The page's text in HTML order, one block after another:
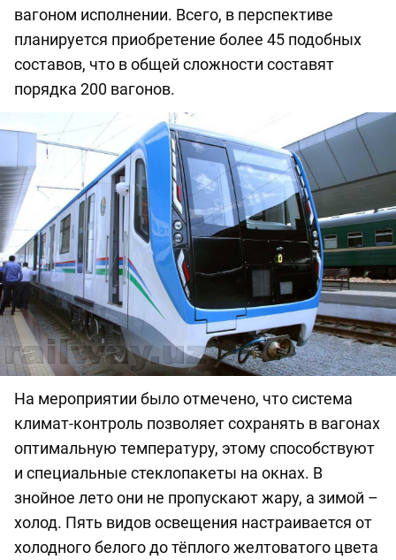
вагоном исполнении. Всего, в перспективе
планируется приобретение более 45 подобных
составов, что в общей сложности составят
порядка 200 вагонов.
На мероприятии было отмечено, что система
климат-контроль позволяет сохранять в вагонах
оптимальную температуру, этому способствуют
и специальные стеклопакеты на окнах. В
знойное лето они не пропускают жару, а зимой –
холод. Пять видов освещения настраивается от
холодного белого до тёплого желтоватого цвета